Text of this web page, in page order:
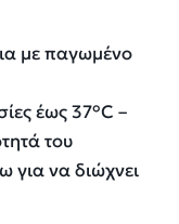
με παγωμένο
έως 37°C –
του
για να διώχνει